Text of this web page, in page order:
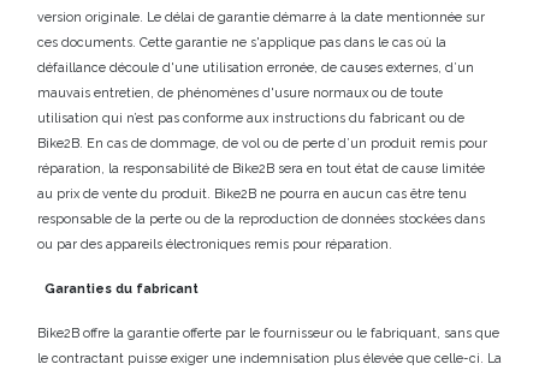
version originale. Le délai de garantie démarre à la date mentionnée sur
ces documents. Cette garantie ne s'applique pas dans le cas où la
défaillance découle d'une utilisation erronée, de causes externes, d’un
mauvais entretien, de phénomènes d'usure normaux ou de toute
utilisation qui n’est pas conforme aux instructions du fabricant ou de
Bike2B. En cas de dommage, de vol ou de perte d’un produit remis pour
réparation, la responsabilité de Bike2B sera en tout état de cause limitée
au prix de vente du produit. Bike2B ne pourra en aucun cas être tenu
responsable de la perte ou de la reproduction de données stockées dans
ou par des appareils électroniques remis pour réparation.
Garanties du fabricant
Bike2B offre la garantie offerte par le fournisseur ou le fabriquant, sans que
le contractant puisse exiger une indemnisation plus élevée que celle-ci. La